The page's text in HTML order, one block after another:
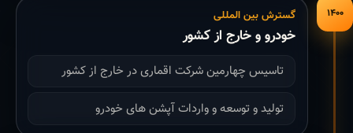
۱۴۰۰ گسترش بین المللی
خودرو و خارج از کشور
تاسیس چهارمین شرکت اقماری در خارج از کشور
تولید و توسعه و واردات آپشن های خودرو